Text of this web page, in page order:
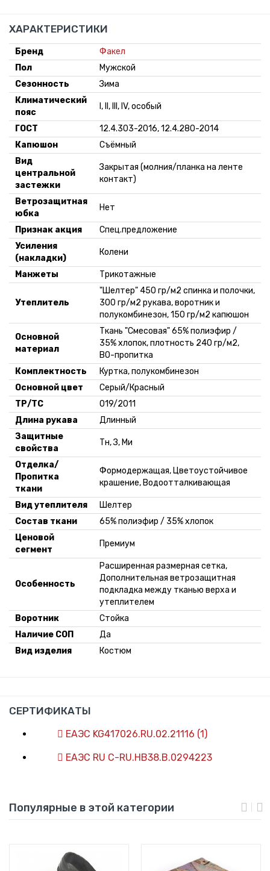
ХАРАКТЕРИСТИКИ
Бренд
Факел
Пол
Мужской
Сезонность
Зима
Климатический
пояс
I, II, III, IV, особый
ГОСТ
12.4.303-2016, 12.4.280-2014
Капюшон
Съёмный
Вид
центральной
застежки
Закрытая (молния/планка на ленте
контакт)
Ветрозащитная
юбка
Нет
Признак акция
Спец.предложение
Усиления
(накладки)
Колени
Манжеты Трикотажные
Утеплитель
"Шелтер" 450 гр/м2 спинка и полочки,
300 гр/м2 рукава, воротник и
полукомбинезон, 150 гр/м2 капюшон
Основной
материал
Ткань "Смесовая" 65% полиэфир /
35% хлопок, плотность 240 гр/м2,
ВО-пропитка
Комплектность
Куртка, полукомбинезон
Основной цвет
Серый/Красный
ТР/ТС
019/2011
Длина рукава
Длинный
Защитные
свойства
Тн, З, Ми
Отделка/
Пропитка
ткани
Формодержащая, Цветоустойчивое
крашение, Водоотталкивающая
Вид утеплителя
Шелтер
Состав ткани
65% полиэфир / 35% хлопок
Ценовой
сегмент
Премиум
Особенность
Расширенная размерная сетка,
Дополнительная ветрозащитная
подкладка между тканью верха и
утеплителем
Воротник
Стойка
Наличие СОП
Да
Вид изделия
Костюм
СЕРТИФИКАТЫ
ЕАЭС KG417026.RU.02.21116 (1)
ЕАЭС RU С-RU.НВ38.В.0294223
Популярные в этой категории